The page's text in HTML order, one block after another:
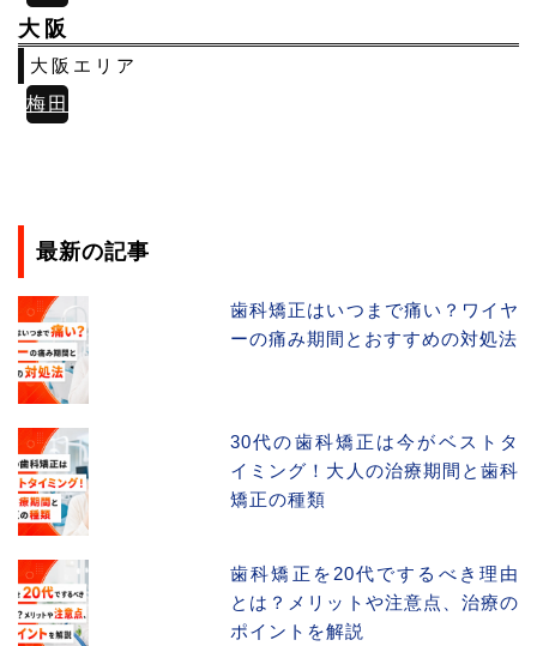
大阪
大阪エリア
梅田
最新の記事
歯科矯正はいつまで痛い？ワイヤ
ーの痛み期間とおすすめの対処法
30代の歯科矯正は今がベストタ
イミング！大人の治療期間と歯科
矯正の種類
歯科矯正を20代でするべき理由
とは？メリットや注意点、治療の
ポイントを解説